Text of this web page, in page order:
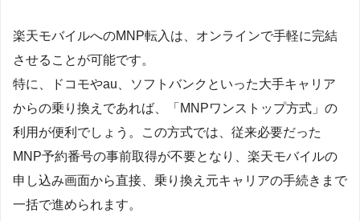
楽天モバイルへのMNP転入は、オンラインで手軽に完結
させることが可能です。
特に、ドコモやau、ソフトバンクといった大手キャリア
からの乗り換えであれば、「MNPワンストップ方式」の
利用が便利でしょう。この方式では、従来必要だった
MNP予約番号の事前取得が不要となり、楽天モバイルの
申し込み画面から直接、乗り換え元キャリアの手続きまで
一括で進められます。